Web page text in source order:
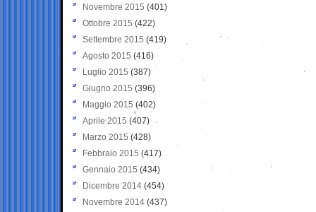
Novembre 2015 (401)
Ottobre 2015 (422)
Settembre 2015 (419)
Agosto 2015 (416)
Luglio 2015 (387)
Giugno 2015 (396)
Maggio 2015 (402)
Aprile 2015 (407)
Marzo 2015 (428)
Febbraio 2015 (417)
Gennaio 2015 (434)
Dicembre 2014 (454)
Novembre 2014 (437)